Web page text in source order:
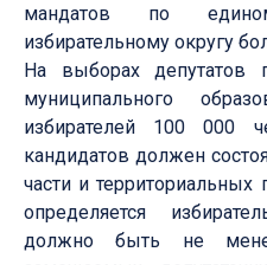
мандатов по
избирательному округу
На выборах депутатов
муниципального
избирателей 100 000
кандидатов должен
части и территориальных
определяется
должно быть не